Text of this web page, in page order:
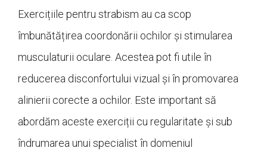
Exercițiile pentru strabism au ca scop
îmbunătățirea coordonării ochilor și stimularea
musculaturii oculare. Acestea pot fi utile în
reducerea disconfortului vizual și în promovarea
alinierii corecte a ochilor. Este important să
abordăm aceste exerciții cu regularitate și sub
îndrumarea unui specialist în domeniul